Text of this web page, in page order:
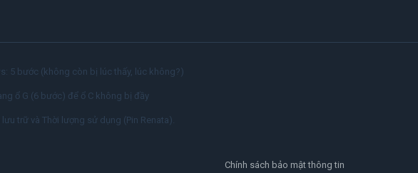
5 bước (không còn bị lúc thấy, lúc không?)
ổ G (6 bước) để ổ C không bị đầy
trữ và Thời lượng sử dụng (Pin Renata).
Chính sách bảo mật thông tin